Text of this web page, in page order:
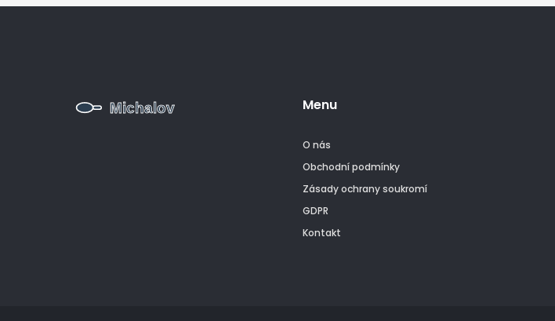
Menu
O nás
Obchodní podmínky
Zásady ochrany soukromí
GDPR
Kontakt